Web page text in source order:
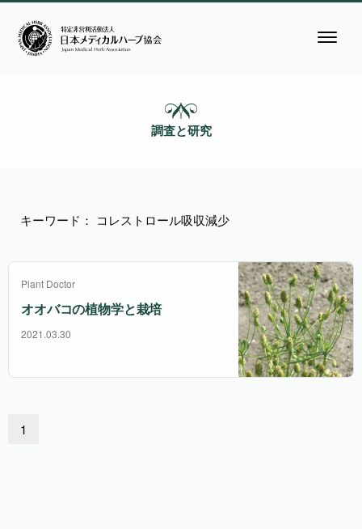
調査と研究
キーワード： コレストロール吸収減少
Plant Doctor
オオバコの植物学と栽培
2021.03.30
1